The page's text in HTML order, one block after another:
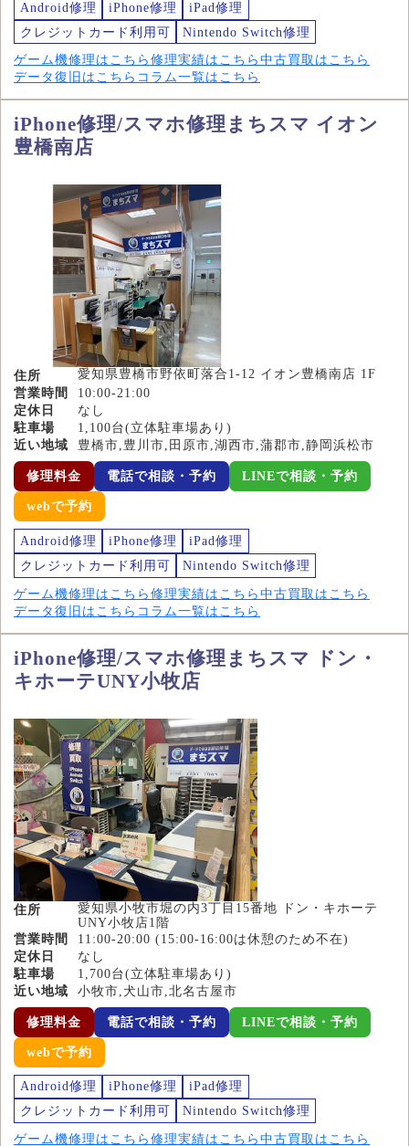
Android修理 iPhone修理
iPad修理
クレジットカード利用可
Nintendo Switch修理
ゲーム機修理はこちら 修理実績はこちら 中古買取はこちら
データ復旧はこちら コラム一覧はこちら
iPhone修理/スマホ修理まちスマ イオン
豊橋南店
住所
愛知県豊橋市野依町落合1-12 イオン豊橋南店 1F
営業時間
10:00-21:00
定休日
なし
駐車場
1,100台(立体駐車場あり)
近い地域
豊橋市,豊川市,田原市,湖西市,蒲郡市,静岡浜松市
修理料金 電話で相談・予約 LINEで相談・予約
webで予約
Android修理 iPhone修理
iPad修理
クレジットカード利用可
Nintendo Switch修理
ゲーム機修理はこちら 修理実績はこちら 中古買取はこちら
データ復旧はこちら コラム一覧はこちら
iPhone修理/スマホ修理まちスマ ドン・
キホーテUNY小牧店
住所
愛知県小牧市堀の内3丁目15番地 ドン・キホーテ
UNY小牧店1階
営業時間
11:00-20:00 (15:00-16:00は休憩のため不在)
定休日
なし
駐車場
1,700台(立体駐車場あり)
近い地域
小牧市,犬山市,北名古屋市
修理料金 電話で相談・予約 LINEで相談・予約
webで予約
Android修理 iPhone修理
iPad修理
クレジットカード利用可
Nintendo Switch修理
ゲーム機修理はこちら 修理実績はこちら 中古買取はこちら